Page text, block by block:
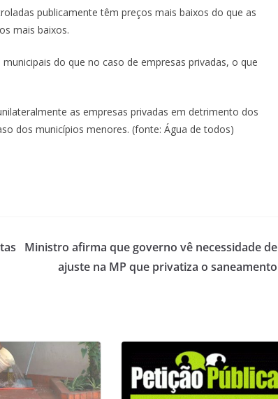
publicamente têm preços mais baixos do que as
mais baixos.
do que no caso de empresas privadas, o que
as empresas privadas em detrimento dos
dos municípios menores. (fonte: Água de todos)
Ministro afirma que governo vê necessidade de
ajuste na MP que privatiza o saneamento